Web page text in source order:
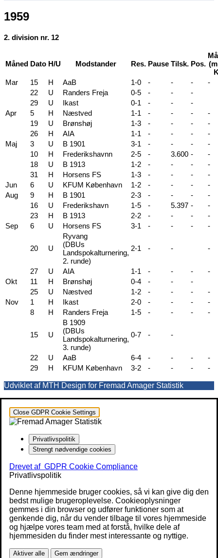
1959
2. division nr. 12
Måned Dato H/U Modstander Res. Pause Tilsk. Pos.
Mar
15 H AaB 1-0 - - -
-
22
U Randers Freja 0-5 - -
-
29
U Ikast 0-1 - -
-
Apr
5 H Næstved 1-1 - - -
-
19
U Brønshøj 1-3 - - -
-
26
H AIA 1-1 - - -
-
Maj
3 U B 1901 3-1 - - -
-
10
H Frederikshavnn 2-5 - 3.600 -
-
18
U B 1913 1-2 - - -
-
31
H Horsens FS 1-3 - - -
-
Jun
6 U KFUM København 1-2 - - -
-
Aug
9 H B 1901 2-3 - - -
-
16
U Frederikshavn 1-5 - 5.397 -
-
23
H B 1913 2-2 - - -
-
Sep
6 U Horsens FS 3-1 - - - -
20 U
Ryvang
(DBUs
Landspokalturnering,
2. runde)
2-1 - - -
27 U AIA 1-1 - - -
-
Okt
11 H Brønshøj 0-4 - -
-
25
U Næstved 1-2 - - -
-
Nov
1 H Ikast 2-0 - - -
-
8
H Randers Freja 1-5 - - - -
15 U
B 1909
(DBUs
Landspokalturnering,
3. runde)
0-7 - -
22 U AaB 6-4 - - -
-
29
H KFUM København 3-2 - - - -
Udviklet af MTH Design for Fremad Amager Statistik
Close GDPR Cookie Settings
Privatlivspolitik
Strengt nødvendige cookies
Drevet af GDPR Cookie Compliance
Privatlivspolitik
Denne hjemmeside bruger cookies, så vi kan give dig den
bedst mulige brugeroplevelse. Cookieoplysninger
gemmes i din browser og udfører funktioner som at
genkende dig, når du vender tilbage til vores hjemmeside
og hjælpe vores team med at forstå, hvilke dele af
hjemmesiden du finder mest interessante og nyttige.
Aktiver alle Gem ændringer